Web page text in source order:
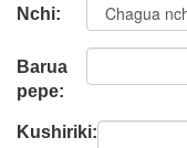
Nchi:
Barua
pepe:
Kushiriki: